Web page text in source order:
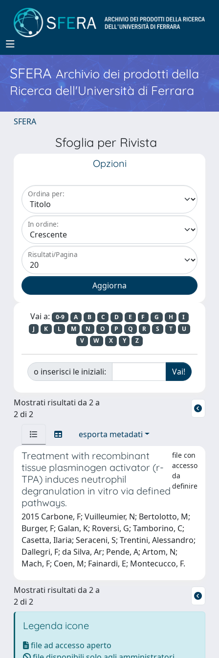
SFERA Archivio dei prodotti della
Ricerca dell'Università di Ferrara
SFERA
Sfoglia per Rivista
Opzioni
Ordina per:
In ordine:
Risultati/Pagina
Vai a: 0-9 A B C D E F G H
I
J
K L M N O P Q R S T
U
V
W X Y Z
o inserisci le iniziali:
Mostrati risultati da 2 a
2 di 2
esporta metadati
Treatment with recombinant
tissue plasminogen activator (r-
TPA) induces neutrophil
degranulation in vitro via defined
pathways.
file con
accesso
da
definire
2015 Carbone, F; Vuilleumier, N; Bertolotto, M;
Burger, F; Galan, K; Roversi, G; Tamborino, C;
Casetta, Ilaria; Seraceni, S; Trentini, Alessandro;
Dallegri, F; da Silva, Ar; Pende, A; Artom, N;
Mach, F; Coen, M; Fainardi, E; Montecucco, F.
Mostrati risultati da 2 a
2 di 2
Legenda icone
file ad accesso aperto